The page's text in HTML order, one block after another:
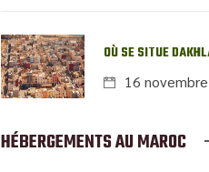
OÙ SE SITUE
16
HÉBERGEMENTS AU MAROC